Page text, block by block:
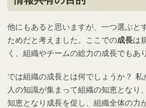
他にもあると思いますが、一つ選ぶと
ためだと考えました。ここでの成長は
く、組織やチームの総力の成長でもあ
では組織の成長とは何でしょうか？ 私
人の知識が集まって組織の知恵となり
知恵となり成長を促し、組織全体の力